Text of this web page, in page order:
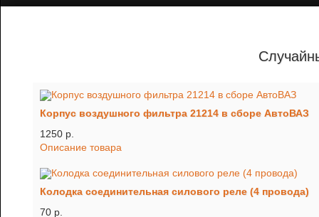
Корпус воздушного фильтра 21214 в сборе АвтоВАЗ
1250 p.
Описание товара
Колодка соединительная силового реле (4 провода)
70 p.